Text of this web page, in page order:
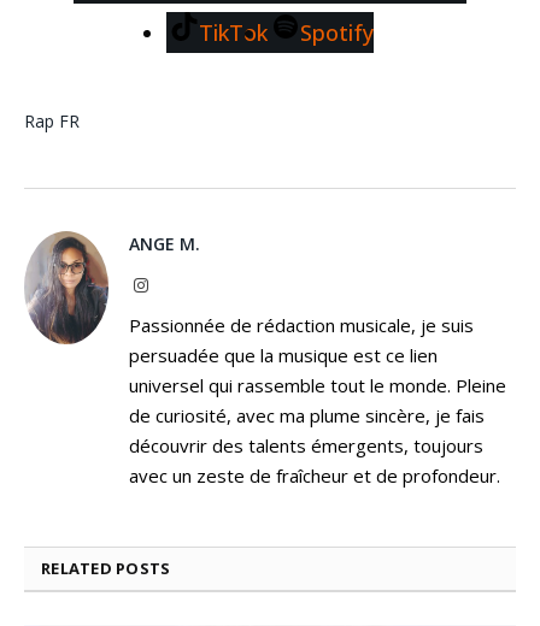
TikTok Spotify
Rap FR
ANGE M.
Instagram
Passionnée de rédaction musicale, je suis
persuadée que la musique est ce lien
universel qui rassemble tout le monde. Pleine
de curiosité, avec ma plume sincère, je fais
découvrir des talents émergents, toujours
avec un zeste de fraîcheur et de profondeur.
RELATED POSTS